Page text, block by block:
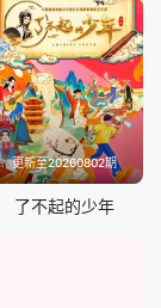
更新至20260802期
了不起的少年